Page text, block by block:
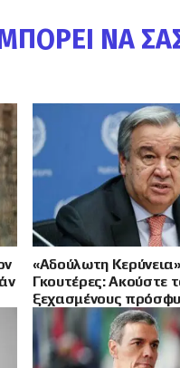
ΝΑ
«Αδούλωτη
Γκουτέρες: Ακούστε
ξεχασμένους
κατεχόμενης Κύπρου